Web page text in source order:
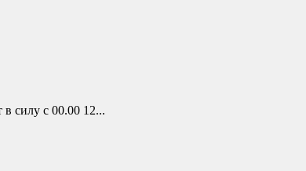
силу с 00.00 12...